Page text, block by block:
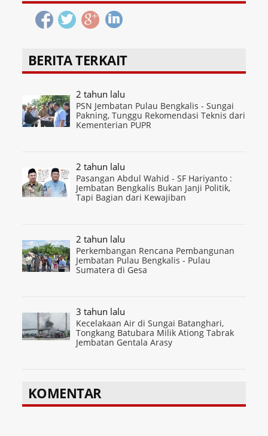
BERITA TERKAIT
2 tahun lalu
PSN Jembatan Pulau Bengkalis - Sungai
Pakning, Tunggu Rekomendasi Teknis dari
Kementerian PUPR
2 tahun lalu
Pasangan Abdul Wahid - SF Hariyanto :
Jembatan Bengkalis Bukan Janji Politik,
Tapi Bagian dari Kewajiban
2 tahun lalu
Perkembangan Rencana Pembangunan
Jembatan Pulau Bengkalis - Pulau
Sumatera di Gesa
3 tahun lalu
Kecelakaan Air di Sungai Batanghari,
Tongkang Batubara Milik Ationg Tabrak
Jembatan Gentala Arasy
KOMENTAR